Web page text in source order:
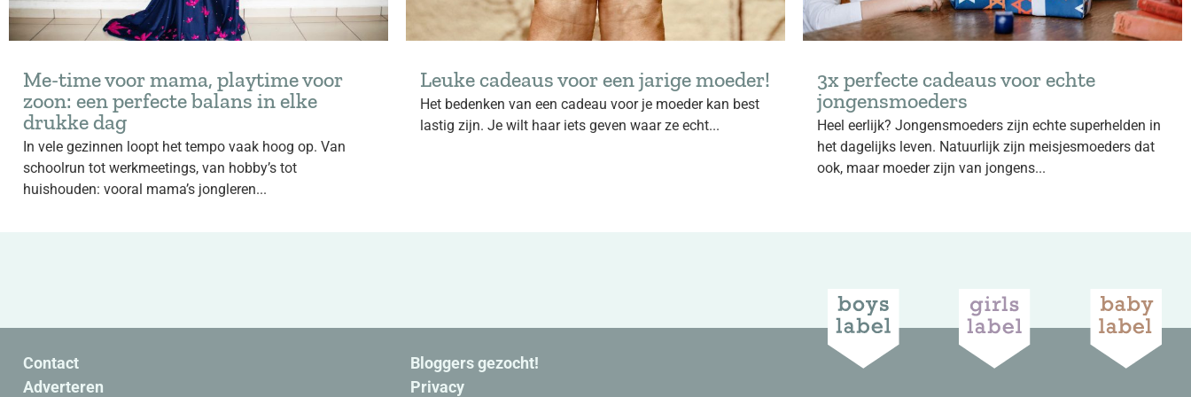
Me-time voor mama, playtime voor
zoon: een perfecte balans in elke
drukke dag
In vele gezinnen loopt het tempo vaak hoog op. Van
schoolrun tot werkmeetings, van hobby’s tot
huishouden: vooral mama’s jongleren...
Leuke cadeaus voor een jarige moeder!
Het bedenken van een cadeau voor je moeder kan best
lastig zijn. Je wilt haar iets geven waar ze echt...
3x perfecte cadeaus voor echte
jongensmoeders
Heel eerlijk? Jongensmoeders zijn echte superhelden in
het dagelijks leven. Natuurlijk zijn meisjesmoeders dat
ook, maar moeder zijn van jongens...
Contact
Adverteren
Bloggers gezocht!
Privacy